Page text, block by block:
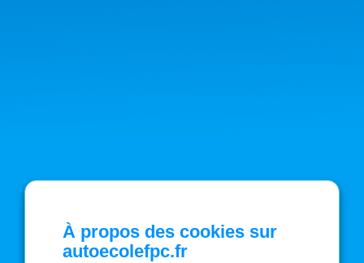
À propos des cookies sur
autoecolefpc.fr